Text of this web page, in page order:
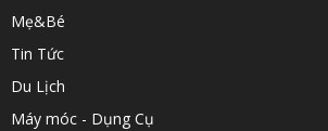
Mẹ&Bé
Tin Tức
Du Lịch
Máy móc - Dụng Cụ